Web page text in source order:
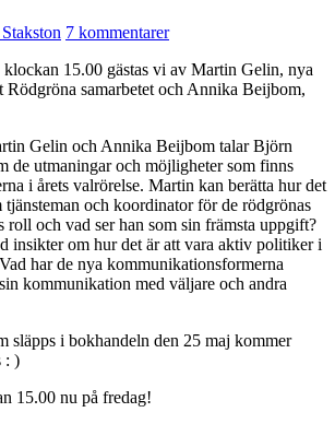
7 kommentarer
klockan 15.00 gästas vi av Martin Gelin, nya
Rödgröna samarbetet och Annika Beijbom,
Gelin och Annika Beijbom talar Björn
de utmaningar och möjligheter som finns
i årets valrörelse. Martin kan berätta hur det
och koordinator för de rödgrönas
roll och vad ser han som sin främsta uppgift?
insikter om hur det är att vara aktiv politiker i
har de nya kommunikationsformerna
kommunikation med väljare och andra
släpps i bokhandeln den 25 maj kommer
: )
15.00 nu på fredag!